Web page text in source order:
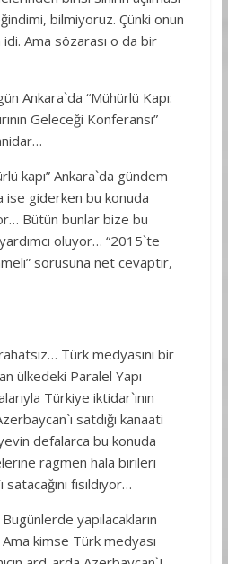
bilmiyoruz. Çünki onun
Ama sözarası o da bir
Ankara`da “Mühürlü Kapı:
Geleceği Konferansı”
kapı” Ankara`da gündem
ise giderken bu konuda
Bütün bunlar bize bu
oluyor… “2015`te
sorusuna net cevaptır,
Türk medyasını bir
ülkedeki Paralel Yapı
Türkiye iktidar`ının
satdığı kanaati
defalarca bu konuda
ragmen hala birileri
fısıldıyor…
yapılacakların
kimse Türk medyası